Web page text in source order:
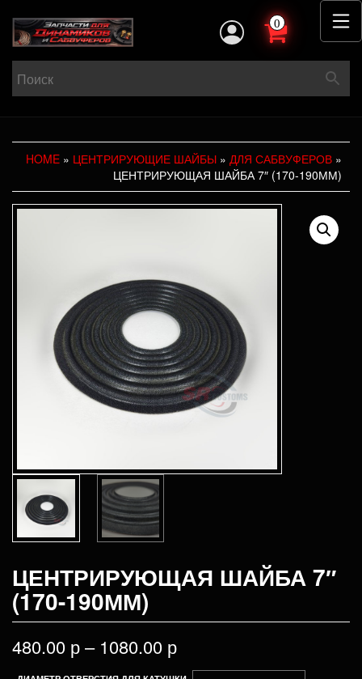
0
HOME » ЦЕНТРИРУЮЩИЕ ШАЙБЫ » ДЛЯ САБВУФЕРОВ »
ЦЕНТРИРУЮЩАЯ ШАЙБА 7″ (170-190ММ)
ЦЕНТРИРУЮЩАЯ ШАЙБА 7″
(170-190ММ)
480.00 р– 1080.00 р